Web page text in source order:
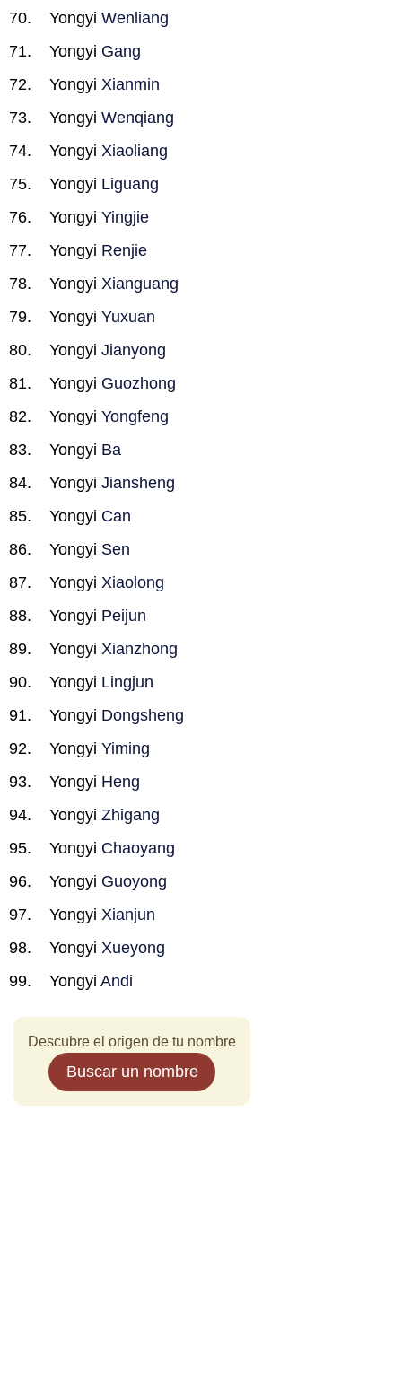
Yongyi Wenliang
Yongyi Gang
Yongyi Xianmin
Yongyi Wenqiang
Yongyi Xiaoliang
Yongyi Liguang
Yongyi Yingjie
Yongyi Renjie
Yongyi Xianguang
Yongyi Yuxuan
Yongyi Jianyong
Yongyi Guozhong
Yongyi Yongfeng
Yongyi Ba
Yongyi Jiansheng
Yongyi Can
Yongyi Sen
Yongyi Xiaolong
Yongyi Peijun
Yongyi Xianzhong
Yongyi Lingjun
Yongyi Dongsheng
Yongyi Yiming
Yongyi Heng
Yongyi Zhigang
Yongyi Chaoyang
Yongyi Guoyong
Yongyi Xianjun
Yongyi Xueyong
Yongyi Andi
Descubre el origen de tu nombre
Buscar un nombre